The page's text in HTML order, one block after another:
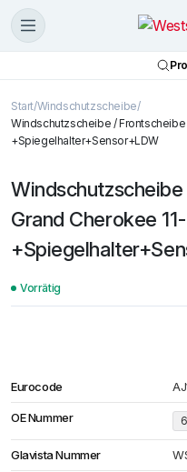
Start Windschutzscheibe
Windschutzscheibe /
+Spiegelhalter+Sensor+LDW
Grand Cherokee 11-
Vorrätig
Eurocode
OE Nummer
Glavista Nummer